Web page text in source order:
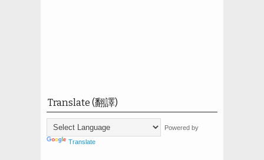
Translate (翻譯)
Powered by
Translate